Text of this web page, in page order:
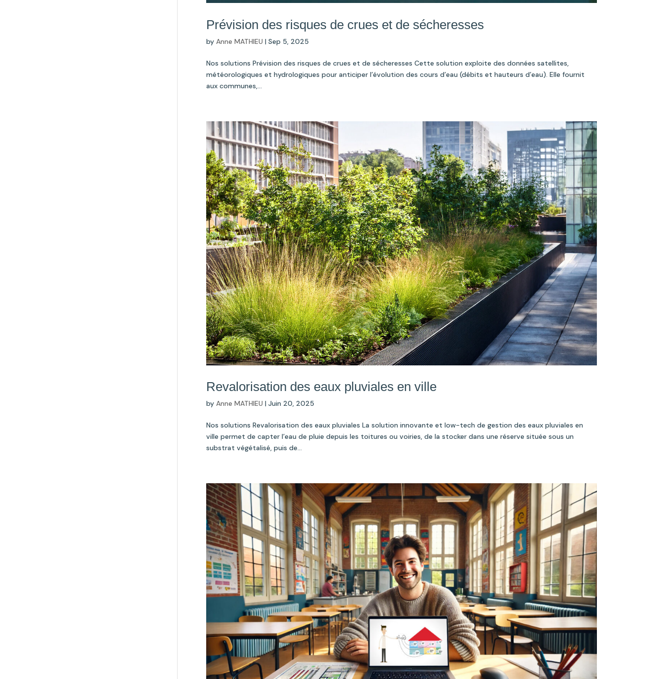
Prévision des risques de crues et de sécheresses
by Anne MATHIEU | Sep 5, 2025
Nos solutions Prévision des risques de crues et de sécheresses Cette solution exploite des données satellites,
météorologiques et hydrologiques pour anticiper l’évolution des cours d’eau (débits et hauteurs d’eau). Elle fournit
aux communes,...
Revalorisation des eaux pluviales en ville
by Anne MATHIEU | Juin 20, 2025
Nos solutions Revalorisation des eaux pluviales La solution innovante et low-tech de gestion des eaux pluviales en
ville permet de capter l’eau de pluie depuis les toitures ou voiries, de la stocker dans une réserve située sous un
substrat végétalisé, puis de...